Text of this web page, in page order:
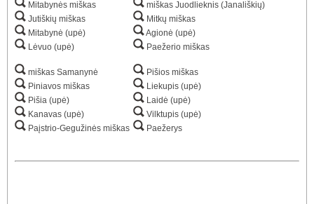
Mitabynės miškas
Jutiškių miškas
Mitabynė (upė)
Lėvuo (upė)
miškas Samanynė
Piniavos miškas
Pišia (upė)
Kanavas (upė)
Paįstrio-Gegužinės miškas
miškas Juodlieknis (Janališkių)
Mitkų miškas
Agionė (upė)
Paežerio miškas
Pišios miškas
Liekupis (upė)
Laidė (upė)
Vilktupis (upė)
Paežerys